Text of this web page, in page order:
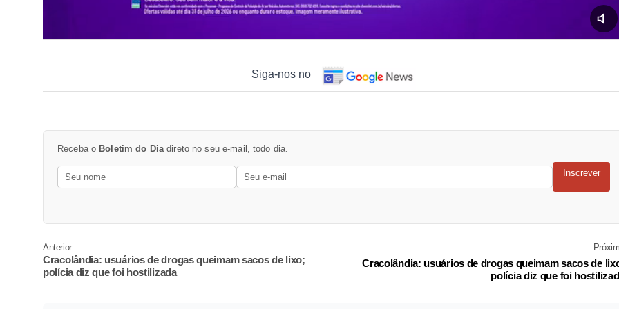
Siga-nos no
Receba o Boletim do Diadireto no seu e-mail, todo dia.
Inscrever
Anterior
Cracolândia: usuários de drogas queimam sacos de lixo;
polícia diz que foi hostilizada
Cracolândia: usuários de drogas queimam sacos de
polícia diz que foi